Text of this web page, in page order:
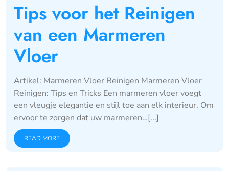
Tips voor het Reinigen
van een Marmeren
Vloer
Artikel: Marmeren Vloer Reinigen Marmeren Vloer
Reinigen: Tips en Tricks Een marmeren vloer voegt
een vleugje elegantie en stijl toe aan elk interieur. Om
ervoor te zorgen dat uw marmeren…[...]
READ MORE